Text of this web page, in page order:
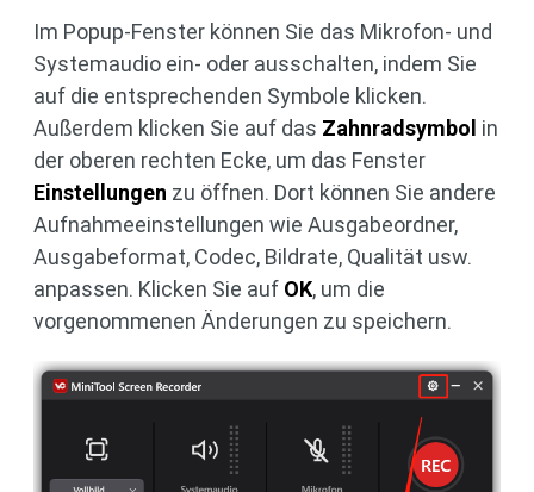
Im Popup-Fenster können Sie das Mikrofon- und
Systemaudio ein- oder ausschalten, indem Sie
auf die entsprechenden Symbole klicken.
Außerdem klicken Sie auf das Zahnradsymbol in
der oberen rechten Ecke, um das Fenster
Einstellungen zu öffnen. Dort können Sie andere
Aufnahmeeinstellungen wie Ausgabeordner,
Ausgabeformat, Codec, Bildrate, Qualität usw.
anpassen. Klicken Sie auf OK, um die
vorgenommenen Änderungen zu speichern.